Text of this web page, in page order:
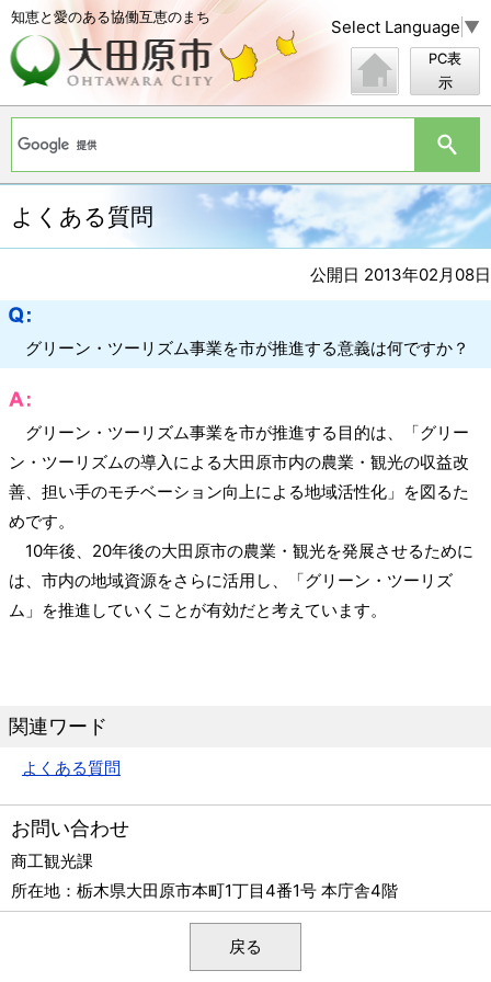
知恵と愛のある協働互恵のまち Select Language ▼
PC表
示
よくある質問
公開日 2013年02月08日
グリーン・ツーリズム事業を市が推進する意義は何ですか？
グリーン・ツーリズム事業を市が推進する目的は、「グリー
ン・ツーリズムの導入による大田原市内の農業・観光の収益改
善、担い手のモチベーション向上による地域活性化」を図るた
めです。
10年後、20年後の大田原市の農業・観光を発展させるために
は、市内の地域資源をさらに活用し、「グリーン・ツーリズ
ム」を推進していくことが有効だと考えています。
関連ワード
よくある質問
お問い合わせ
商工観光課
所在地： 栃木県大田原市本町1丁目4番1号 本庁舎4階
戻る